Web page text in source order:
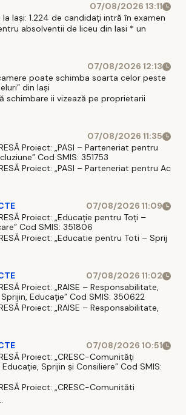
07/08/2026 13:11
Iași: 1.224 de candidați intră în examen
absolventii de liceu din Iasi * un
07/08/2026 12:13
poate schimba soarta celor peste
din Iași
schimbare ii vizează pe proprietarii
07/08/2026 11:35
Proiect: „PASI – Parteneriat pentru
Cod SMIS: 351753
Proiect: „PASI – Parteneriat pentru Ac
07/08/2026 11:09
Proiect: „Educație pentru Toți –
Cod SMIS: 351806
Proiect: „Educatie pentru Toti – Sprij
07/08/2026 11:02
Proiect: „RAISE – Responsabilitate,
Educație” Cod SMIS: 350622
Proiect: „RAISE – Responsabilitate,
07/08/2026 10:51
Proiect: „CRESC-Comunități
Sprijin și Consiliere” Cod SMIS:
Proiect: „CRESC-Comunităti